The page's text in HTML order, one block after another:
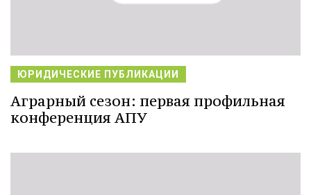
ЮРИДИЧЕСКИЕ ПУБЛИКАЦИИ
Аграрный сезон: первая профильная
конференция АПУ